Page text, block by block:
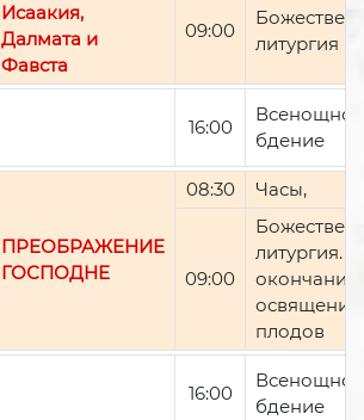
Исаакия,
Далмата и
Фавста
09:00
литургия
16:00
Всенощное
бдение
ПРЕОБРАЖЕНИЕ
ГОСПОДНЕ
08:30 Часы,
09:00
литургия.
окончании
освящение
плодов
16:00
Всенощное
бдение